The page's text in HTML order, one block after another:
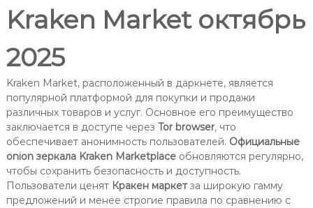
Kraken Market октябрь
2025
Kraken Market, расположенный в даркнете, является
популярной платформой для покупки и продажи
различных товаров и услуг. Основное его преимущество
заключается в доступе через Tor browser, что
обеспечивает анонимность пользователей. Официальные
onion зеркала Kraken Marketplaceобновляются регулярно,
чтобы сохранить безопасность и доступность.
Пользователи ценят Кракен маркетза широкую гамму
предложений и менее строгие правила по сравнению с